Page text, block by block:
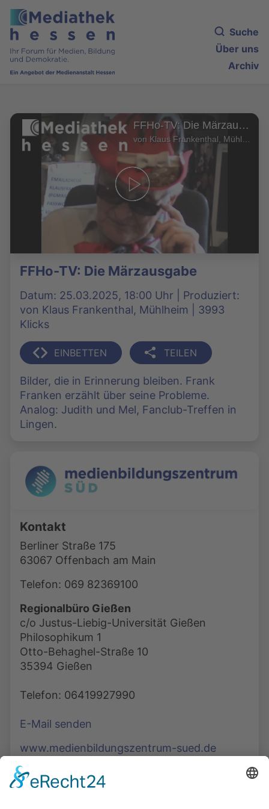
Suche
Über uns
Archiv
FFHo-TV: Die Märzausgabe
FFHo-TV: Die Märzausgabe
Datum: 25.03.2025, 18:00 Uhr | Produziert:
von Klaus Frankenthal, Mühlheim | 3993
Klicks
EINBETTEN TEILEN
Bilder, die in Erinnerung bleiben. Frank
Franken erzählt über seine Probleme.
Analog: Judith und Mel, Fanclub-Treffen in
Lingen.
Kontakt
Berliner Straße 175
63067 Offenbach am Main
Telefon: 069 82369100
Regionalbüro Gießen
c/o Justus-Liebig-Universität Gießen
Philosophikum 1
Otto-Behaghel-Straße 10
35394 Gießen
Telefon: 06419927990
E-Mail senden
www.medienbildungszentrum-sued.de